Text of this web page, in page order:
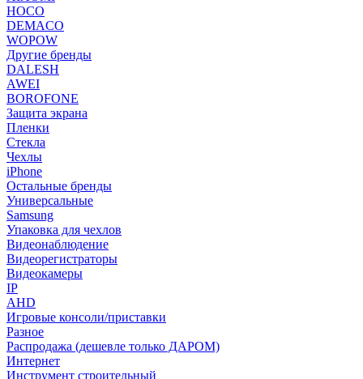
HOCO
DEMACO
WOPOW
Другие бренды
DALESH
AWEI
BOROFONE
Защита экрана
Пленки
Стекла
Чехлы
iPhone
Остальные бренды
Универсальные
Samsung
Упаковка для чехлов
Видеонаблюдение
Видеорегистраторы
Видеокамеры
IP
AHD
Игровые консоли/приставки
Разное
Распродажа (дешевле только ДАРОМ)
Интернет
Инструмент строительный